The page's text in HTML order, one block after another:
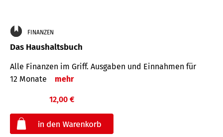
FINANZEN
Das Haushaltsbuch
Alle Finanzen im Griff. Aus­gaben und Ein­nahmen für
12 Monate
mehr
12,00 €